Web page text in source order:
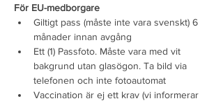
För EU-medborgare
Giltigt pass (måste inte vara svenskt) 6
månader innan avgång
Ett (1) Passfoto. Måste vara med vit
bakgrund utan glasögon. Ta bild via
telefonen och inte fotoautomat
Vaccination är ej ett krav (vi informerar